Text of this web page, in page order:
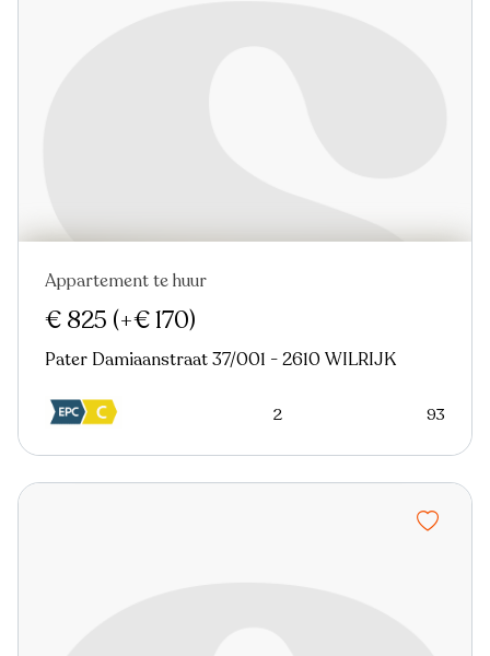
Nieuw
Appartement te huur
€ 825 (+€ 170)
Pater Damiaanstraat 37/001 - 2610 WILRIJK
2 93